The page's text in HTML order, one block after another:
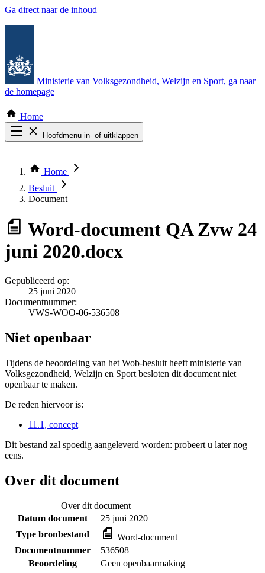
Ga direct naar de inhoud
Ministerie van Volksgezondheid, Welzijn en Sport, ga naar
de homepage
Home
Hoofdmenu in- of uitklappen
Thema COVID-19
Bekijk per bestuursorgaan
Home
Besluit
Document
Word-document QA Zvw 24
juni 2020.docx
Gepubliceerd op:
25 juni 2020
Documentnummer:
VWS-WOO-06-536508
Niet openbaar
Tijdens de beoordeling van het Wob-besluit heeft ministerie van
Volksgezondheid, Welzijn en Sport besloten dit document niet
openbaar te maken.
De reden hiervoor is:
11.1, concept
Dit bestand zal spoedig aangeleverd worden: probeert u later nog
eens.
Over dit document
Over dit document
Datum document
25 juni 2020
Type bronbestand
Word-document
Documentnummer
536508
Beoordeling
Geen openbaarmaking